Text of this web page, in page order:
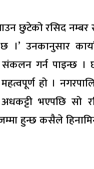
छुटेको रसिद नम्बर
।’ उनकानुसार
गर्न पाइन्छ ।
हो ।
भएपछि सो
हुन्छ कसैले